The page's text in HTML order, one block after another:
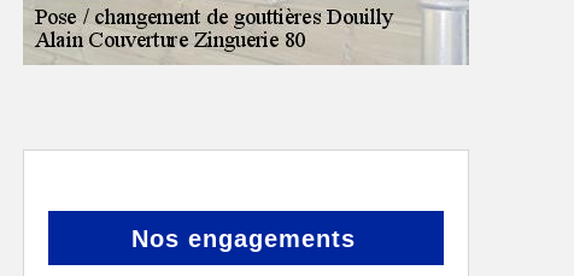
Nos engagements